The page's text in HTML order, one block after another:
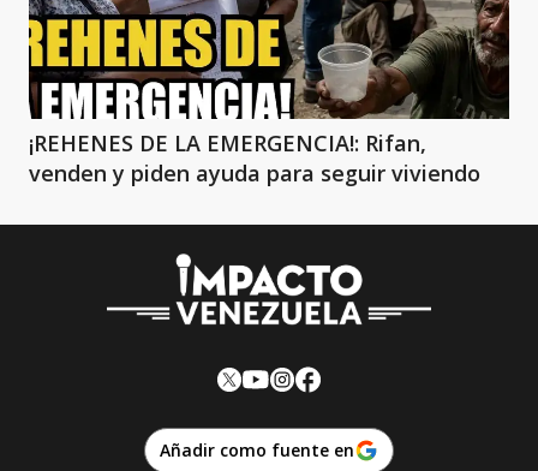
¡REHENES DE LA EMERGENCIA!: Rifan,
venden y piden ayuda para seguir viviendo
Añadir como fuente en